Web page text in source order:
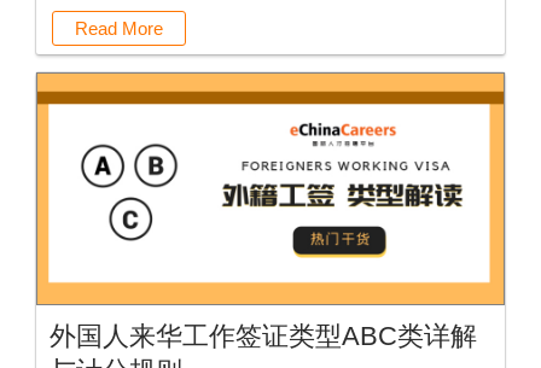
Read More
外国人来华工作签证类型ABC类详解